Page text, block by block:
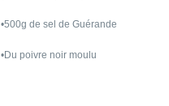
•500g de sel de Guérande
•Du poivre noir moulu